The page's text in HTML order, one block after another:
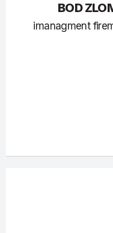
BOD
imanagment